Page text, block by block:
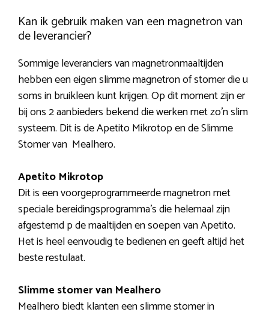
Kan ik gebruik maken van een magnetron van
de leverancier?
Sommige leveranciers van magnetronmaaltijden
hebben een eigen slimme magnetron of stomer die u
soms in bruikleen kunt krijgen. Op dit moment zijn er
bij ons 2 aanbieders bekend die werken met zo’n slim
systeem. Dit is de Apetito Mikrotop en de Slimme
Stomer van Mealhero.
Apetito Mikrotop
Dit is een voorgeprogrammeerde magnetron met
speciale bereidingsprogramma’s die helemaal zijn
afgestemd p de maaltijden en soepen van Apetito.
Het is heel eenvoudig te bedienen en geeft altijd het
beste restulaat.
Slimme stomer van Mealhero
Mealhero biedt klanten een slimme stomer in